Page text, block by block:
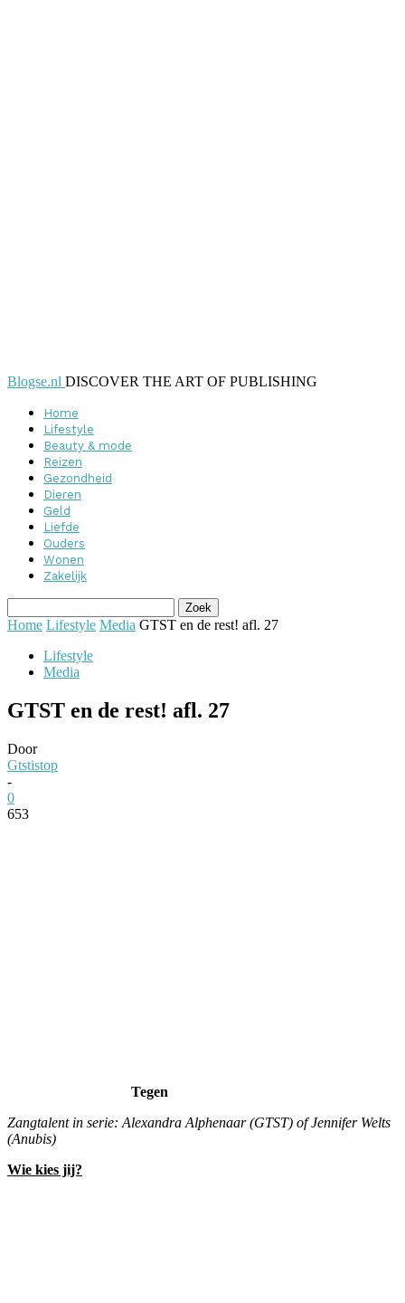
Blogse.nl DISCOVER THE ART OF PUBLISHING
Home
Lifestyle
Beauty & mode
Reizen
Gezondheid
Dieren
Geld
Liefde
Ouders
Wonen
Zakelijk
Home Lifestyle Media GTST en de rest! afl. 27
Lifestyle
Media
GTST en de rest! afl. 27
Door
Gtstistop
-
0
653
Tegen
Zangtalent in serie: Alexandra Alphenaar (GTST) of Jennifer Welts
(Anubis)
Wie kies jij?